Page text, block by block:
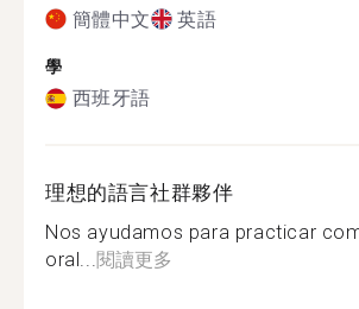
簡體中文 英語
學
西班牙語
理想的語言社群夥伴
Nos ayudamos para practicar
oral...閱讀更多